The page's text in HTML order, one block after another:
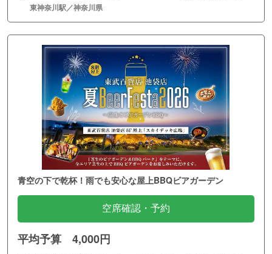
東神奈川駅／神奈川県
青空の下で乾杯！雨でも安心な屋上BBQビアガーデン
空席確認・予約
平均予算 4,000円